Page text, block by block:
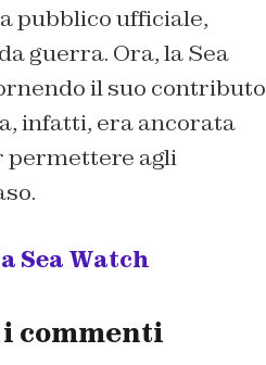
pubblico ufficiale,
guerra. Ora, la Sea
il suo contributo
infatti, era ancorata
permettere agli
Sea Watch
commenti